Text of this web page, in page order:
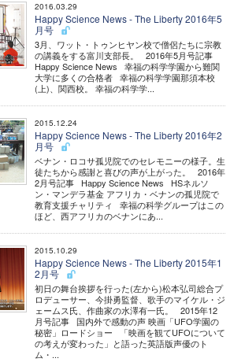
2016.03.29
Happy Science News - The Liberty 2016年5
月号
3月、ワット・トゥンヒヤン校で僧侶たちに宗教
の講義をする富川支部長。 2016年5月号記事
Happy Science News 幸福の科学学園から難関
大学に多くの合格者 幸福の科学学園那須本校
(上)、関西校。 幸福の科学学...
2015.12.24
Happy Science News - The Liberty 2016年2
月号
ベナン・ロコサ孤児院でのセレモニーの様子。生
徒たちから感謝と喜びの声が上がった。 2016年
2月号記事 Happy Science News HSネルソ
ン・マンデラ基金 アフリカ・ベナンの孤児院で
教育支援チャリティ 幸福の科学グループはこの
ほど、西アフリカのベナンにあ...
2015.10.29
Happy Science News - The Liberty 2015年1
2月号
初日の舞台挨拶を行った(左から)松本弘司総合プ
ロデューサー、今掛勇監督、歌手のマイケル・ジ
ェームス氏、作曲家の水澤有一氏。 2015年12
月号記事 国内外で感動の声 映画「UFO学園の
秘密」ロードショー 「映画を観てUFOについて
の考えが変わった」と語った英語版声優のト
ム・...